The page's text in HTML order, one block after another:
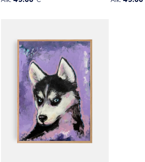
useampi
muunnelma.
tehdä
valinnat
tuotteen
sivulla.